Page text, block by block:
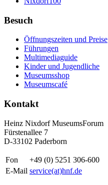
Besuch
Öffnungszeiten und Preise
Führungen
Multimediaguide
Kinder und Jugendliche
Museumsshop
Museumscafé
Kontakt
Heinz Nixdorf MuseumsForum
Fürstenallee 7
D-33102 Paderborn
Fon
+49 (0) 5251 306-600
E-Mail service(at)hnf.de